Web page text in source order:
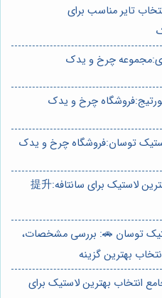
تایر مناسب برای
چرخ و یدک
چرخ و یدک
توسان:فروشگاه چرخ و یدک
⭐️ راهنمای جامع انتخاب بهترین لاستیک برای سانتافه:提升
توسان 🚗: بررسی مشخصات،
بهترین گزینه
انتخاب بهترین لاستیک برای